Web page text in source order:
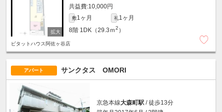
10,000円
敷1ヶ月 礼1ヶ月
8階 1DK（29.3ｍ2 ）
ピタットハウス阿佐ヶ谷店
アパート サンクタス OMORI
京急本線大森町駅 / 徒歩13分